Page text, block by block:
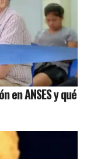
en ANSES y qué